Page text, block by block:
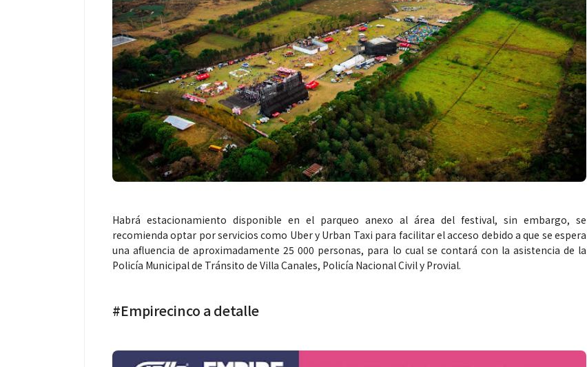
Habrá estacionamiento disponible en el parqueo anexo al área del festival, sin embargo, se
recomienda optar por servicios como Uber y Urban Taxi para facilitar el acceso debido a que se espera
una afluencia de aproximadamente 25 000 personas, para lo cual se contará con la asistencia de la
Policía Municipal de Tránsito de Villa Canales, Policía Nacional Civil y Provial.
#Empirecinco a detalle